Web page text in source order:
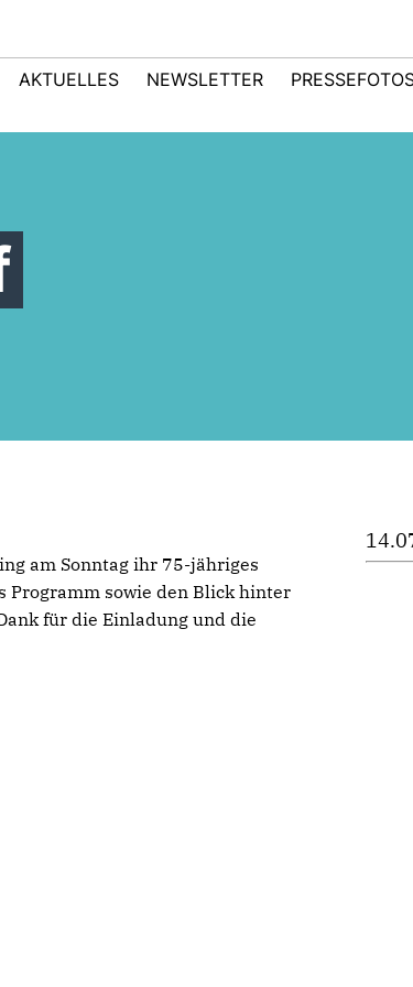
AKTUELLES NEWSLETTER
am Sonntag ihr 75-jähriges
Programm sowie den Blick hinter
für die Einladung und die